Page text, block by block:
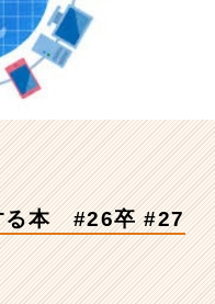
る本 #26卒 #27